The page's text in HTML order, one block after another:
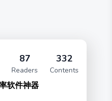
87
Readers
332
Contents
软件神器